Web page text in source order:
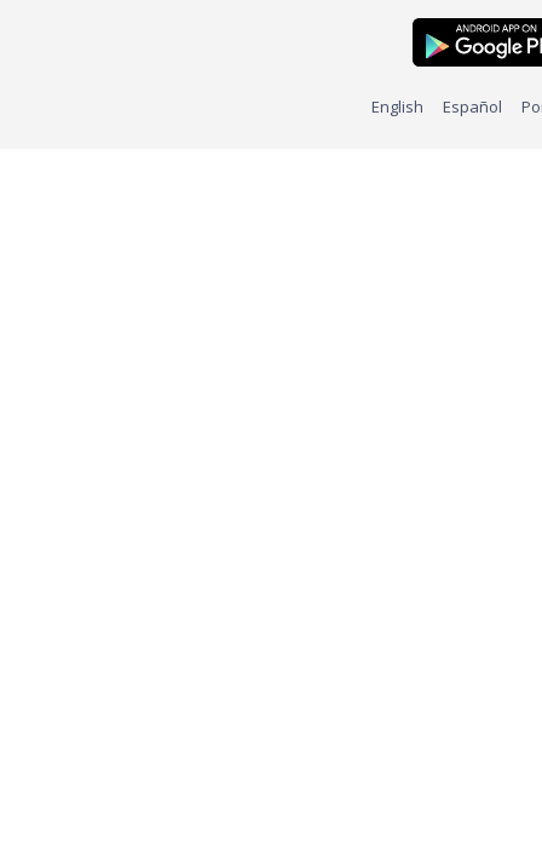
English Español